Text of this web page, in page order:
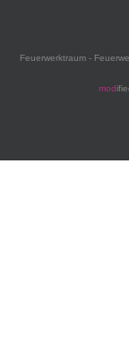
Feuerwerktraum -
mod